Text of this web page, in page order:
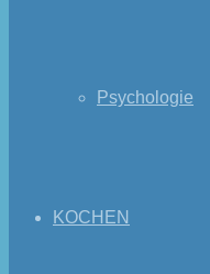
Psychologie
KOCHEN